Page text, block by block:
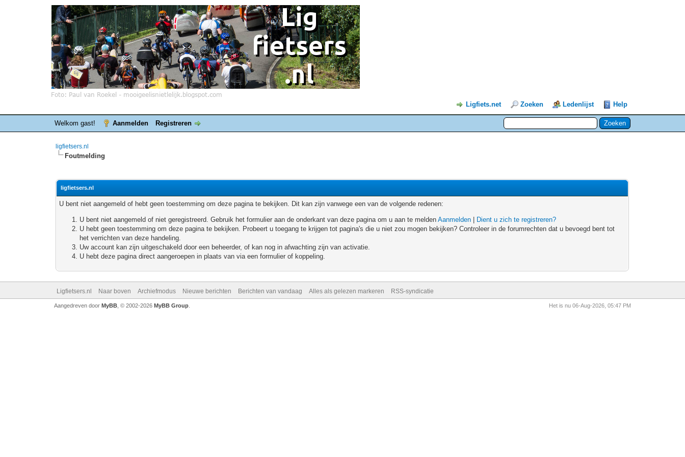
Ligfiets.net Zoeken Ledenlijst Help
Welkom gast! Aanmelden Registreren
ligfietsers.nl
Foutmelding
ligfietsers.nl
U bent niet aangemeld of hebt geen toestemming om deze pagina te bekijken. Dit kan zijn vanwege een van de volgende redenen:
U bent niet aangemeld of niet geregistreerd. Gebruik het formulier aan de onderkant van deze pagina om u aan te meldenAanmelden
Dient u zich te registreren?
U hebt geen toestemming om deze pagina te bekijken. Probeert u toegang te krijgen tot pagina's die u niet zou mogen bekijken? Controleer in de forumrechten dat u bevoegd bent tot
het verrichten van deze handeling.
Uw account kan zijn uitgeschakeld door een beheerder, of kan nog in afwachting zijn van activatie.
U hebt deze pagina direct aangeroepen in plaats van via een formulier of koppeling.
Ligfietsers.nl Naar boven Archiefmodus Nieuwe berichten Berichten van vandaag Alles als gelezen markeren RSS-syndicatie
Het is nu 06-Aug-2026, 05:47 PM
Aangedreven door MyBB, © 2002-2026 MyBB Group.